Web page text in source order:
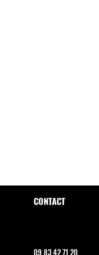
CONTACT
09 83 42 71 20